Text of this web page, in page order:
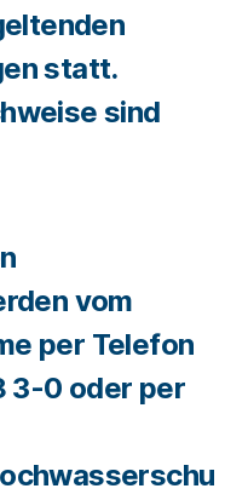
statt.
sind
vom
per Telefon
3-0 oder per